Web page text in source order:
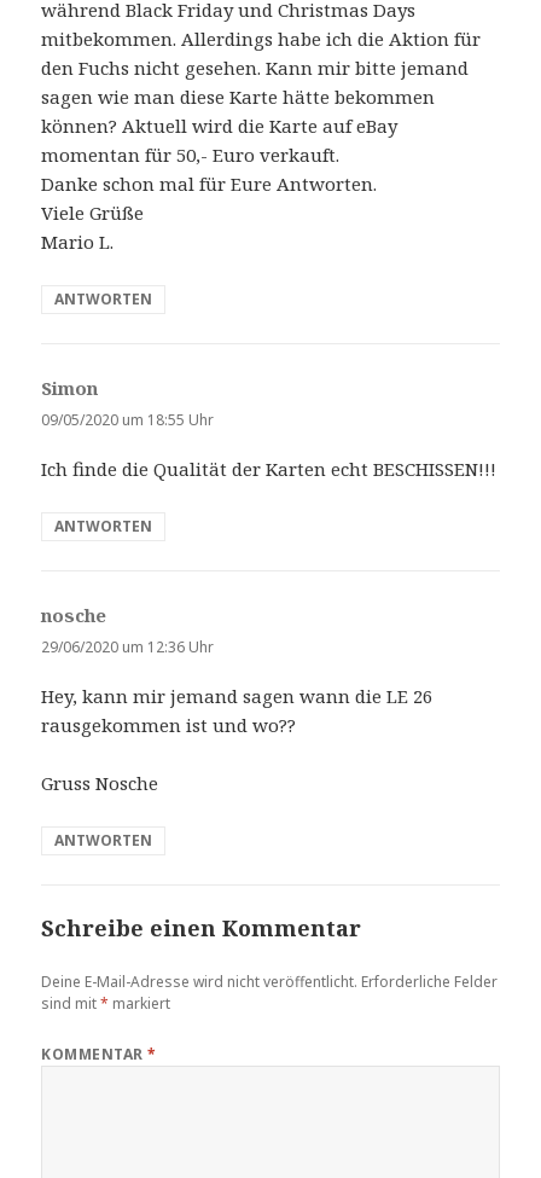
während Black Friday und Christmas Days
mitbekommen. Allerdings habe ich die Aktion für
den Fuchs nicht gesehen. Kann mir bitte jemand
sagen wie man diese Karte hätte bekommen
können? Aktuell wird die Karte auf eBay
momentan für 50,- Euro verkauft.
Danke schon mal für Eure Antworten.
Viele Grüße
Mario L.
ANTWORTEN
Simon
a
t
09/05/2020 um 18:55 Uhr
Ich finde die Qualität der Karten echt BESCHISSEN!!!
ANTWORTEN
nosche
a
t
:
29/06/2020 um 12:36 Uhr
Hey, kann mir jemand sagen wann die LE 26
rausgekommen ist und wo??
Gruss Nosche
ANTWORTEN
Schreibe einen Kommentar
Deine E-Mail-Adresse wird nicht veröffentlicht. Erforderliche Felder
sind mit* markiert
KOMMENTAR*